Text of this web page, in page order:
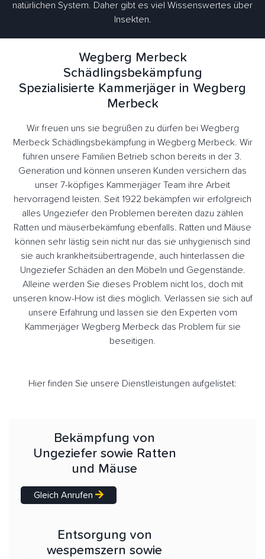
natürlichen System. Daher gibt es viel Wissenswertes über
Insekten.
Wegberg Merbeck
Schädlingsbekämpfung
Spezialisierte Kammerjäger in Wegberg
Merbeck
Wir freuen uns sie begrüßen zu dürfen bei Wegberg
Merbeck Schädlingsbekämpfung in Wegberg Merbeck. Wir
führen unsere Familien Betrieb schon bereits in der 3.
Generation und können unseren Kunden versichern das
unser 7-köpfiges Kammerjäger Team ihre Arbeit
hervorragend leisten. Seit 1922 bekämpfen wir erfolgreich
alles Ungeziefer den Problemen bereiten dazu zählen
Ratten und mäuserbekämfung ebenfalls. Ratten und Mäuse
können sehr lästig sein nicht nur das sie unhygienisch sind
sie auch krankheitsübertragende, auch hinterlassen die
Ungeziefer Schäden an den Möbeln und Gegenstände.
Alleine werden Sie dieses Problem nicht los, doch mit
unseren know-How ist dies möglich. Verlassen sie sich auf
unsere Erfahrung und lassen sie den Experten vom
Kammerjäger Wegberg Merbeck das Problem für sie
beseitigen.
Hier finden Sie unsere Dienstleistungen aufgelistet:
Bekämpfung von
Ungeziefer sowie Ratten
und Mäuse
Gleich Anrufen
Entsorgung von
wespemszern sowie